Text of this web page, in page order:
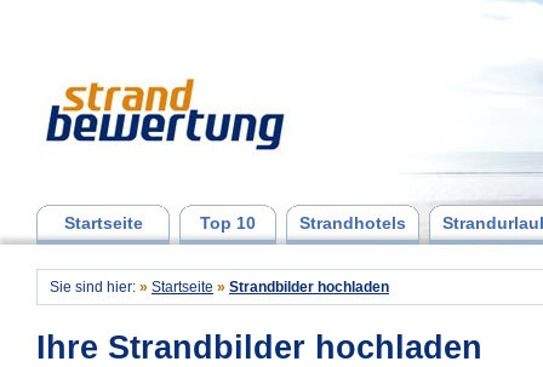
Startseite Top 10 Strandhotels
Sie sind hier: » Startseite » Strandbilder hochladen
Ihre Strandbilder hochladen